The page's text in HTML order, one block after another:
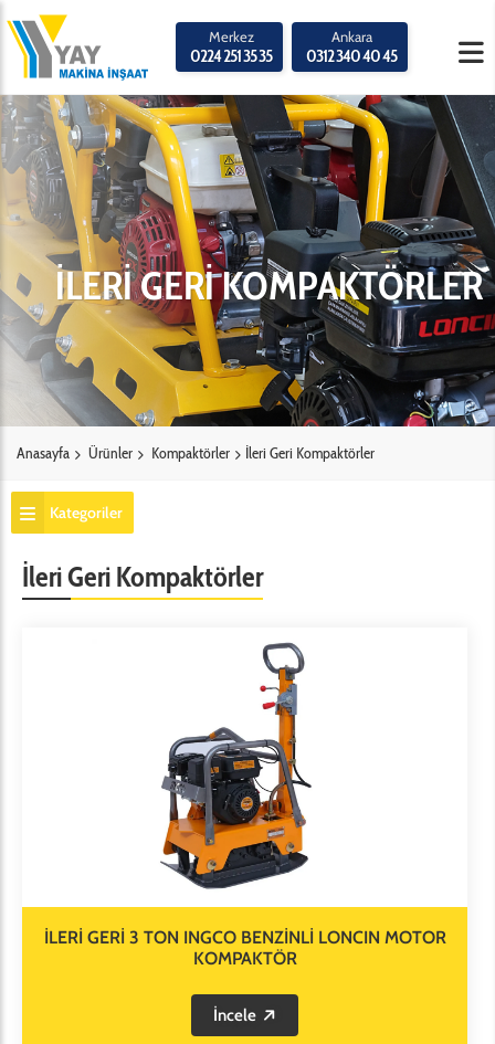
Merkez
0224 251 35 35
Ankara
0312 340 40 45
İLERİ GERİ KOMPAKTÖRLER
Anasayfa Ürünler Kompaktörler İleri Geri Kompaktörler
Kategoriler
İleri Geri Kompaktörler
İLERİ GERİ 3 TON INGCO BENZİNLİ LONCIN MOTOR
KOMPAKTÖR
İncele